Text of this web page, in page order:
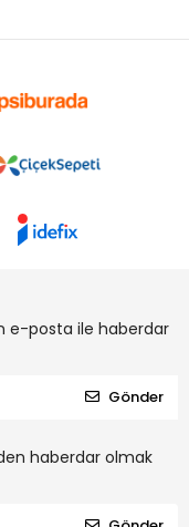
e-posta ile haberdar
Gönder
haberdar olmak